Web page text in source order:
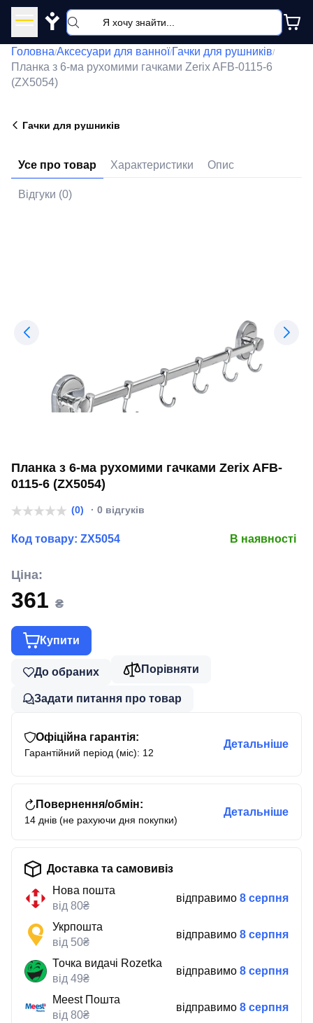
Y
Головна/Аксесуари для ванної/Гачки для рушників/
Планка з 6-ма рухомими гачками Zerix AFB-0115-6
(ZX5054)
Гачки для рушників
Усе про товар Характеристики Опис
Відгуки (0)
Планка з 6-ма рухомими гачками Zerix AFB-
0115-6 (ZX5054)
(0) · 0 відгуків
Код товару: ZX5054 В наявності
Ціна:
361 ₴
Купити
До обраних Порівняти
Задати питання про товар
Офіційна гарантія:
Гарантійний період (міс): 12
Детальніше
Повернення/обмін:
14 днів (не рахуючи дня покупки)
Детальніше
Доставка та самовивіз
Нова пошта
від 80₴
відправимо 8 серпня
Укрпошта
від 50₴
відправимо 8 серпня
Точка видачі Rozetka
від 49₴
відправимо 8 серпня
Meest Пошта
від 80₴
відправимо 8 серпня